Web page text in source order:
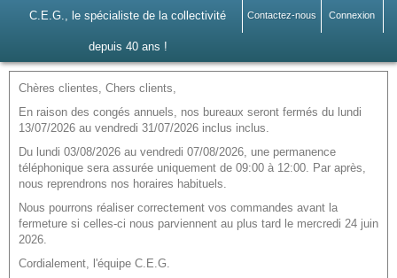
Connexion
Contactez-nous
C.E.G., le spécialiste de la collectivité
depuis 40 ans !
Chères clientes, Chers clients,
En raison des congés annuels, nos bureaux seront fermés du lundi
13/07/2026 au vendredi 31/07/2026 inclus inclus.
Du lundi 03/08/2026 au vendredi 07/08/2026, une permanence
téléphonique sera assurée uniquement de 09:00 à 12:00. Par après,
nous reprendrons nos horaires habituels.
Nous pourrons réaliser correctement vos commandes avant la
fermeture si celles-ci nous parviennent au plus tard le mercredi 24 juin
2026.
Cordialement, l'équipe C.E.G.